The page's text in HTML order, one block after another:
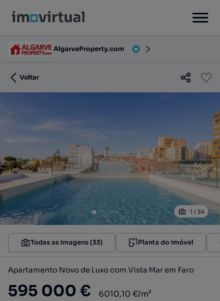
AlgarveProperty.com
Voltar
1 / 34
Todas as imagens (33) Planta do imóvel
Apartamento Novo de Luxo com Vista Mar em Faro
595 000 € 6010,10 €/m²